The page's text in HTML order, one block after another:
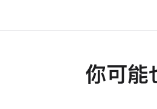
你可能